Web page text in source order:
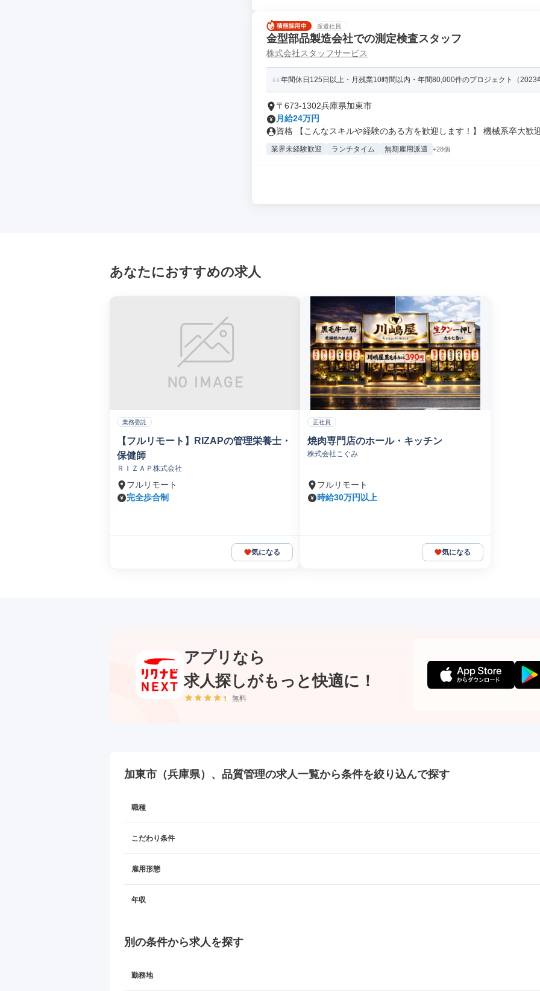
派遣社員
金型部品製造会社での測定検査スタッフ
株式会社スタッフサービス
年間休日125日以上・月残業10時間以内・年間80,000件のプロジェクト（2023
〒673-1302兵庫県加東市
月給24万円
資格 【こんなスキルや経験のある方を歓迎します！】 機械系卒大歓
業界未経験歓迎 ランチタイム 無期雇用派遣 +28個
あなたにおすすめの求人
業務委託
【フルリモート】RIZAPの管理栄養士・
保健師
ＲＩＺＡＰ株式会社
フルリモート
完全歩合制
気になる
正社員
焼肉専門店のホール・キッチン
株式会社こぐみ
フルリモート
時給30万円以上
気になる
アプリなら
求人探しがもっと快適に！
無料
加東市（兵庫県）、品質管理の求人一覧から条件を絞り込んで探す
職種
こだわり条件
雇用形態
年収
別の条件から求人を探す
勤務地